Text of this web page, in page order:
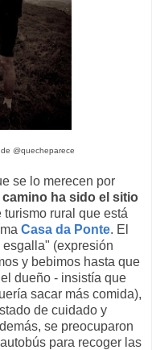
@quecheparece
se lo merecen por
ha sido el sitio
turismo rural que está
Casa da Ponte. El
(expresión
y bebimos hasta que
dueño - insistía que
sacar más comida),
de cuidado y
se preocuparon
para recoger las